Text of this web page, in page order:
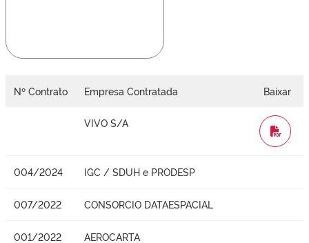
Nº Contrato Empresa Contratada Baixar
VIVO S/A
WORD
004/2024 IGC / SDUH e PRODESP
007/2022 CONSORCIO DATAESPACIAL
001/2022 AEROCARTA